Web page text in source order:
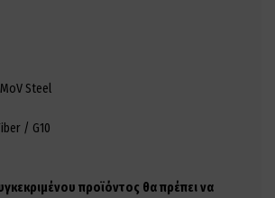
Steel
/ G10
προϊόντος θα πρέπει να